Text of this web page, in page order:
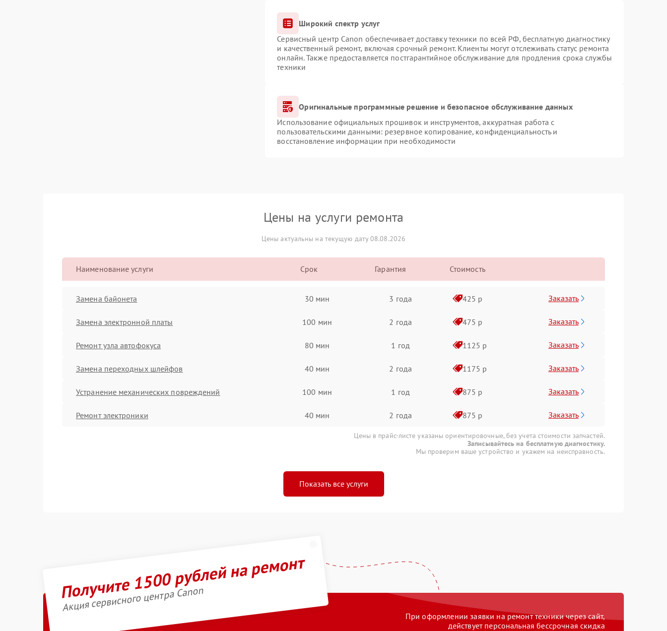
Широкий спектр услуг
Сервисный центр Canon обеспечивает доставку техники по всей РФ, бесплатную диагностику
и качественный ремонт, включая срочный ремонт. Клиенты могут отслеживать статус ремонта
онлайн. Также предоставляется постгарантийное обслуживание для продления срока службы
техники
Оригинальные программные решение и безопасное обслуживание данных
Использование официальных прошивок и инструментов, аккуратная работа с
пользовательскими данными: резервное копирование, конфиденциальность и
восстановление информации при необходимости
Цены на услуги ремонта
Цены актуальны на текущую дату 08.08.2026
Наименование услуги Срок Гарантия Стоимость
Замена байонета 30 мин 3 года 425 р Заказать
Замена электронной платы 100 мин 2 года 475 р Заказать
Ремонт узла автофокуса 80 мин 1 год 1125 р Заказать
Замена переходных шлейфов 40 мин 2 года 1175 р Заказать
Устранение механических повреждений 100 мин 1 год 875 р Заказать
Ремонт электроники 40 мин 2 года 875 р Заказать
Цены в прайс-листе указаны ориентировочные, без учета стоимости запчастей.
Записывайтесь на бесплатную диагностику.
Мы проверим ваше устройство и укажем на неисправность.
Показать все услуги
Получите 1500 рублей на ремонт
Акция сервисного центра Canon
При оформлении заявки на ремонт техники через сайт,
действует персональная бессрочная скидка